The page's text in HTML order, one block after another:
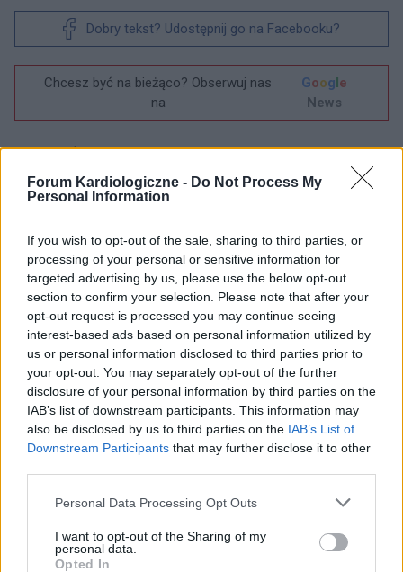
Forum Kardiologiczne - Do Not Process My
Personal Information
If you wish to opt-out of the sale, sharing to third parties, or
processing of your personal or sensitive information for
targeted advertising by us, please use the below opt-out
section to confirm your selection. Please note that after your
opt-out request is processed you may continue seeing
interest-based ads based on personal information utilized by
us or personal information disclosed to third parties prior to
your opt-out. You may separately opt-out of the further
disclosure of your personal information by third parties on the
IAB’s list of downstream participants. This information may
also be disclosed by us to third parties on the IAB’s List of
Downstream Participants that may further disclose it to other
Personal Data Processing Opt Outs
I want to opt-out of the Sharing of my
personal data.
Opted In
Dobry tekst? Udostępnij go na Facebooku?
Chcesz być na bieżąco? Obserwuj nas
na
Google
News
POWIĄZANE
Tematy Edukacja Senior w centrum uwagi Zdrowie
Treści i materiały zawarte w tym serwisie mają charakter
edukacyjno-informacyjny. Wydawca i redakcja serwisu nie ponosi
odpowiedzialności za efekty ich zastosowania. Przed
zastosowaniem porad i wskazówek zawartych w serwisie, należy
bezwzględnie skonsultować się z lekarzem.
Reklama: